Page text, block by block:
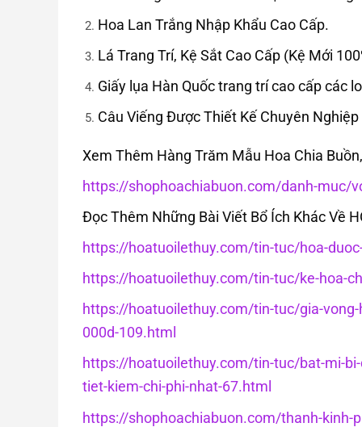
Hoa Lan Trắng Nhập Khẩu Cao Cấp.
Lá Trang Trí, Kệ Sắt Cao Cấp (Kệ Mới
Giấy lụa Hàn Quốc trang trí cao cấp các
Câu Viếng Được Thiết Kế Chuyên
Xem Thêm Hàng Trăm Mẫu Hoa Chia
https://shophoachiabuon.com/danh-muc/
Đọc Thêm Những Bài Viết Bổ Ích Khác Về
https://hoatuoilethuy.com/tin-tuc/hoa-
https://hoatuoilethuy.com/tin-tuc/ke-hoa-
https://hoatuoilethuy.com/tin-tuc/gia-vong-
000d-109.html
https://hoatuoilethuy.com/tin-tuc/bat-mi-
tiet-kiem-chi-phi-nhat-67.html
https://shophoachiabuon.com/thanh-kinh-